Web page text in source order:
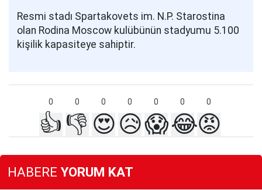
Resmi stadı Spartakovets im. N.P. Starostina
olan Rodina Moscow kulübünün stadyumu 5.100
kişilik kapasiteye sahiptir.
0 0 0 0 0 0 0
👍 👎 😍😥😱😂😡
HABERE YORUM KAT